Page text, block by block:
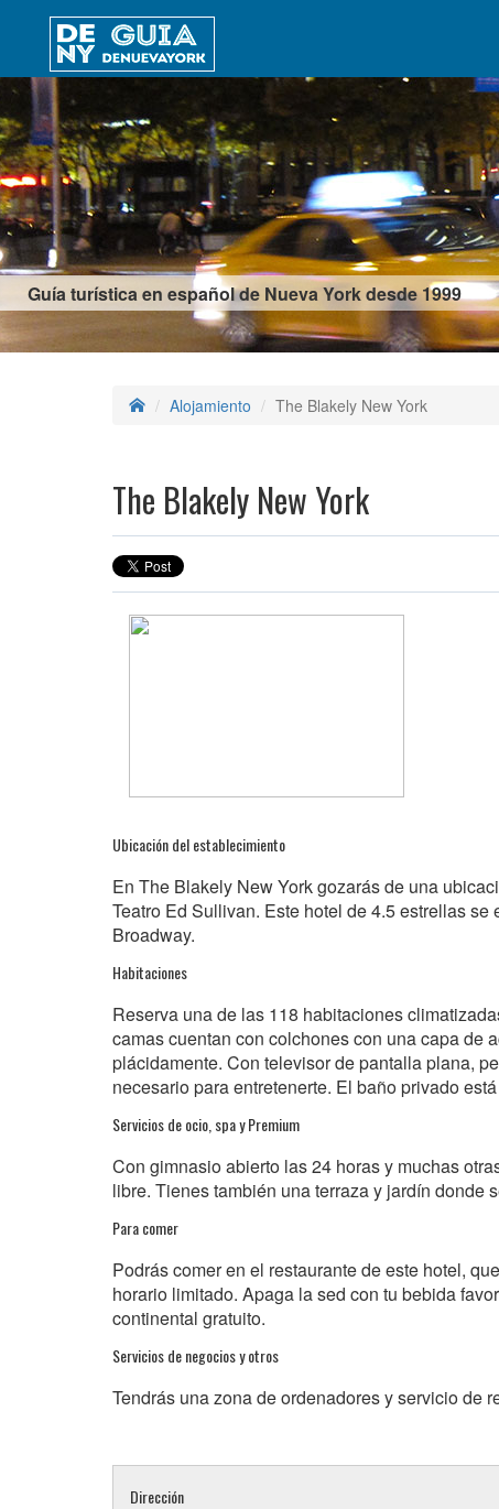
Guía turística en español de Nueva York desde 1999
Alojamiento The Blakely New York
The Blakely New York
Ubicación del establecimiento
En The Blakely New York gozarás de una
Teatro Ed Sullivan. Este hotel de 4.5 estrellas
Broadway.
Habitaciones
Reserva una de las 118 habitaciones
camas cuentan con colchones con una capa de
plácidamente. Con televisor de pantalla plana,
necesario para entretenerte. El baño privado
Servicios de ocio, spa y Premium
Con gimnasio abierto las 24 horas y muchas
libre. Tienes también una terraza y jardín donde
Para comer
Podrás comer en el restaurante de este hotel,
horario limitado. Apaga la sed con tu bebida
continental gratuito.
Servicios de negocios y otros
Tendrás una zona de ordenadores y servicio de
Dirección